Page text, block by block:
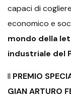
capaci di
economico e
mondo della
industriale del
Il PREMIO
GIAN ARTURO